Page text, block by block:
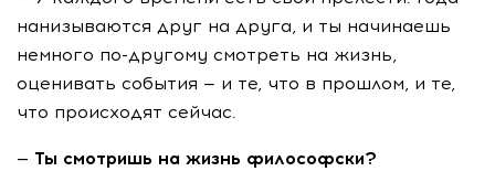
нанизываются друг на друга, и ты начинаешь
немного по-другому смотреть на жизнь,
оценивать события — и те, что в прошлом, и те,
что происходят сейчас.
— Ты смотришь на жизнь философски?